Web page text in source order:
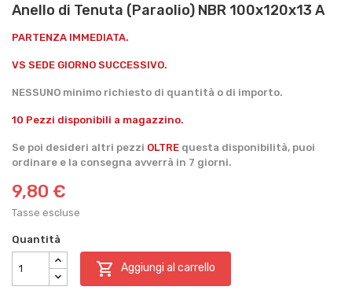
Anello di Tenuta (Paraolio) NBR 100x120x13 A
PARTENZA IMMEDIATA.
VS SEDE GIORNO SUCCESSIVO.
NESSUNO minimo richiesto di quantità o di importo.
10 Pezzi disponibili a magazzino.
Se poi desideri altri pezzi OLTRE questa disponibilità, puoi
ordinare e la consegna avverrà in 7 giorni.
9,80 €
Tasse escluse
Quantità
 Aggiungi al carrello